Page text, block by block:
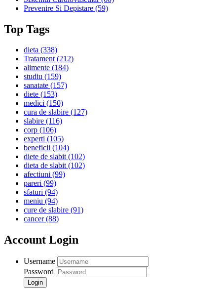
Prevenire Si Depistare (59)
Top Tags
dieta (338)
Tratament(212)
alimente (184)
studiu (159)
sanatate (157)
diete (153)
medici (150)
cura de slabire (127)
slabire (116)
corp (106)
experti (105)
beneficii (104)
diete de slabit(102)
dieta de slabit(102)
afectiuni (99)
pareri (99)
sfaturi (94)
meniu (94)
cure de slabire (91)
cancer(88)
Account Login
Username
Password